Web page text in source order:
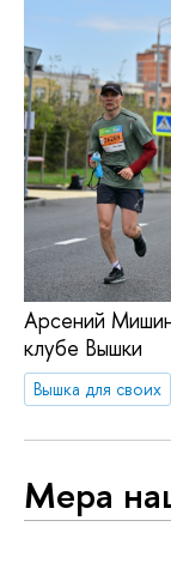
Арсений
клубе Вышки
Вышка для своих
Мера